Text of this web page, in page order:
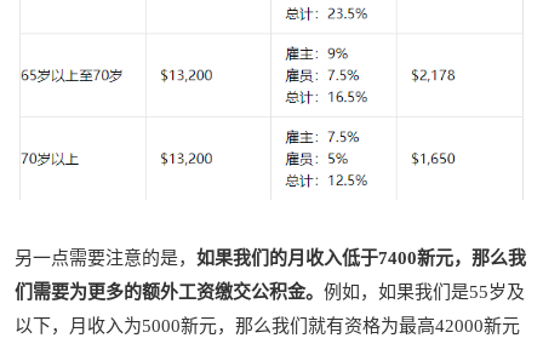
另一点需要注意的是，如果我们的月收入低于7400新元，那么我
们需要为更多的额外工资缴交公积金。例如，如果我们是55岁及
以下，月收入为5000新元，那么我们就有资格为最高42000新元